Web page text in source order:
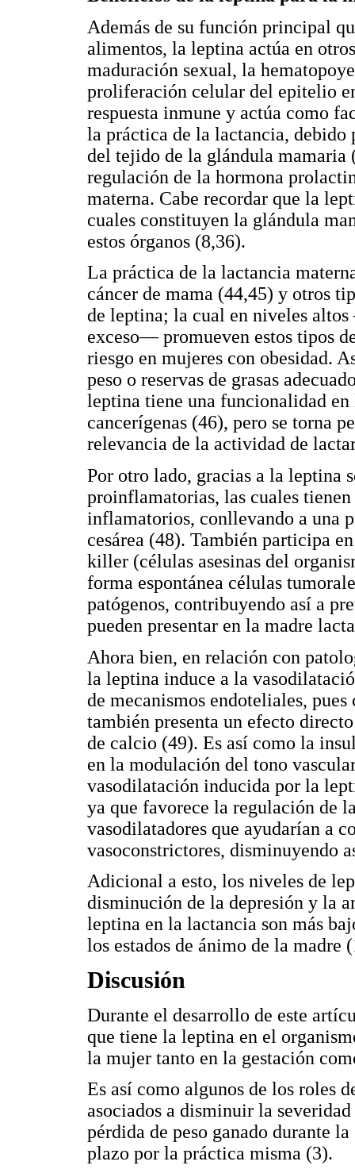
Además de su función principal
alimentos, la leptina actúa en
maduración sexual, la
proliferación celular del epitelio
respuesta inmune y actúa como
la práctica de la lactancia,
del tejido de la glándula mamaria
regulación de la hormona
materna. Cabe recordar que la
cuales constituyen la glándula
estos órganos (8,36).
La práctica de la lactancia
cáncer de mama (44,45) y otros
de leptina; la cual en niveles
exceso— promueven estos tipos
riesgo en mujeres con obesidad.
peso o reservas de grasas
leptina tiene una funcionalidad en
cancerígenas (46), pero se torna
relevancia de la actividad de
Por otro lado, gracias a la leptina
proinflamatorias, las cuales
inflamatorios, conllevando a una
cesárea (48). También participa
killer (células asesinas del
forma espontánea células
patógenos, contribuyendo así a
pueden presentar en la madre
Ahora bien, en relación con
la leptina induce a la
de mecanismos endoteliales,
también presenta un efecto
de calcio (49). Es así como la
en la modulación del tono
vasodilatación inducida por la
ya que favorece la regulación de
vasodilatadores que ayudarían a
vasoconstrictores, disminuyendo
Adicional a esto, los niveles de
disminución de la depresión y la
leptina en la lactancia son más
los estados de ánimo de la madre
Discusión
Durante el desarrollo de este
que tiene la leptina en el
la mujer tanto en la gestación
Es así como algunos de los roles
asociados a disminuir la
pérdida de peso ganado durante
plazo por la práctica misma (3).